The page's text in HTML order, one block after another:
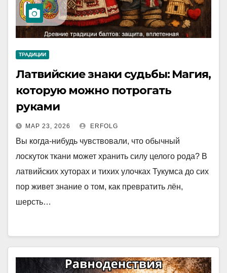
ТРАДИЦИИ
Латвийские знаки судьбы: Магия,
которую можно потрогать
руками
МАР 23, 2026 ERFOLG
Вы когда-нибудь чувствовали, что обычный
лоскуток ткани может хранить силу целого рода? В
латвийских хуторах и тихих улочках Тукумса до сих
пор живет знание о том, как превратить лён,
шерсть…